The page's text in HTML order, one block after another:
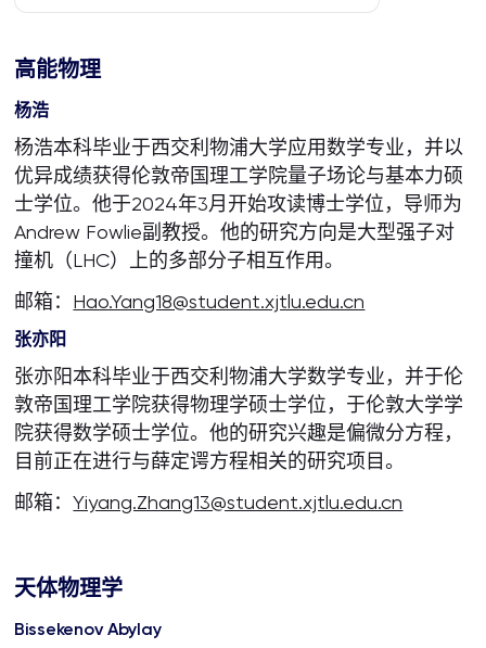
校园生活
关于我们
高能物理
杨浩
杨浩本科毕业于西交利物浦大学应用数学专业，并以
优异成绩获得伦敦帝国理工学院量子场论与基本力硕
士学位。他于2024年3月开始攻读博士学位，导师为
Andrew Fowlie副教授。他的研究方向是大型强子对
撞机（LHC）上的多部分子相互作用。
邮箱： Hao.Yang18@student.xjtlu.edu.cn
张亦阳
张亦阳本科毕业于西交利物浦大学数学专业，并于伦
敦帝国理工学院获得物理学硕士学位，于伦敦大学学
院获得数学硕士学位。他的研究兴趣是偏微分方程，
目前正在进行与薛定谔方程相关的研究项目。
邮箱：Yiyang.Zhang13@student.xjtlu.edu.cn
天体物理学
Bissekenov Abylay